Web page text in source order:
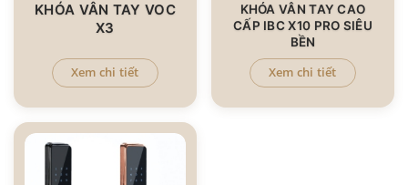
KHÓA VÂN TAY VOC
X3
Xem chi tiết
KHÓA VÂN TAY CAO
CẤP IBC X10 PRO SIÊU
BỀN
Xem chi tiết